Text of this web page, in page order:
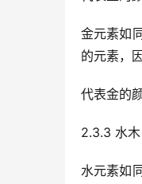
金元素如
的元素，
代表金的
2.3.3 水木
水元素如